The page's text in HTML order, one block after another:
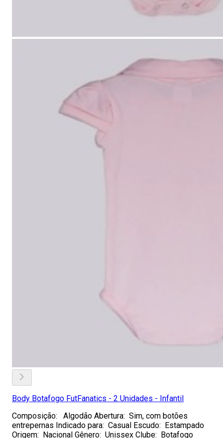
Body Botafogo FutFanatics - 2 Unidades - Infantil
Composição: Algodão Abertura: Sim, com botões
entrepernas Indicado para: Casual Escudo: Estampado
Origem: Nacional Gênero: Unissex Clube: Botafogo